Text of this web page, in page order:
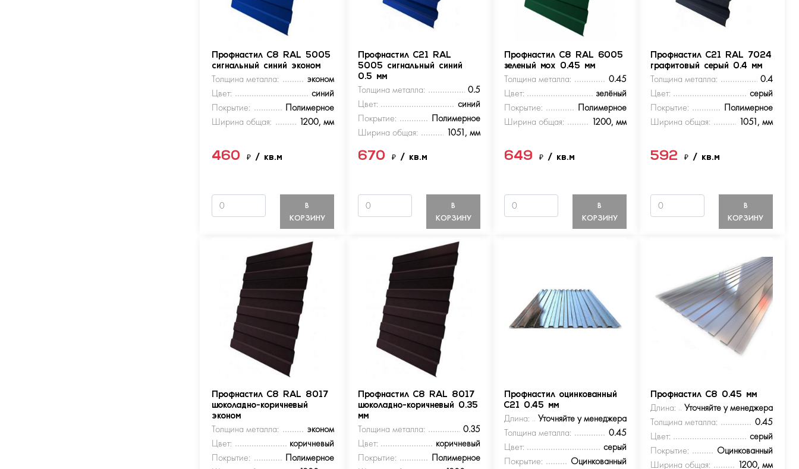
Профнастил С8 RAL 5005
сигнальный синий эконом
Толщина металла:
эконом
Цвет:
синий
Покрытие:
Полимерное
Ширина общая:
1200, мм
460₽/ кв.м
В
КОРЗИНУ
Профнастил С21 RAL
5005 сигнальный синий
0.5 мм
Толщина металла:
0.5
Цвет:
синий
Покрытие:
Полимерное
Ширина общая:
1051, мм
670₽/ кв.м
В
КОРЗИНУ
Профнастил С8 RAL 6005
зеленый мох 0.45 мм
Толщина металла:
0.45
Цвет:
зелёный
Покрытие:
Полимерное
Ширина общая:
1200, мм
649₽/ кв.м
В
КОРЗИНУ
Профнастил С21 RAL 7024
графитовый серый 0.4 мм
Толщина металла:
0.4
Цвет:
серый
Покрытие:
Полимерное
Ширина общая:
1051, мм
592 ₽ / кв.м
В
КОРЗИНУ
Профнастил С8 RAL 8017
шоколадно-коричневый
эконом
Толщина металла:
эконом
Цвет:
коричневый
Покрытие:
Полимерное
Профнастил С8 RAL 8017
шоколадно-коричневый 0.35
мм
Толщина металла:
0.35
Цвет:
коричневый
Покрытие:
Полимерное
Профнастил оцинкованный
С21 0.45 мм
Длина:
Уточняйте у менеджера
Толщина металла:
0.45
Цвет:
серый
Покрытие:
Оцинкованный
Профнастил С8 0.45 мм
Длина:
Уточняйте у менеджера
Толщина металла:
0.45
Цвет:
серый
Покрытие:
Оцинкованный
Ширина общая:
1200, мм